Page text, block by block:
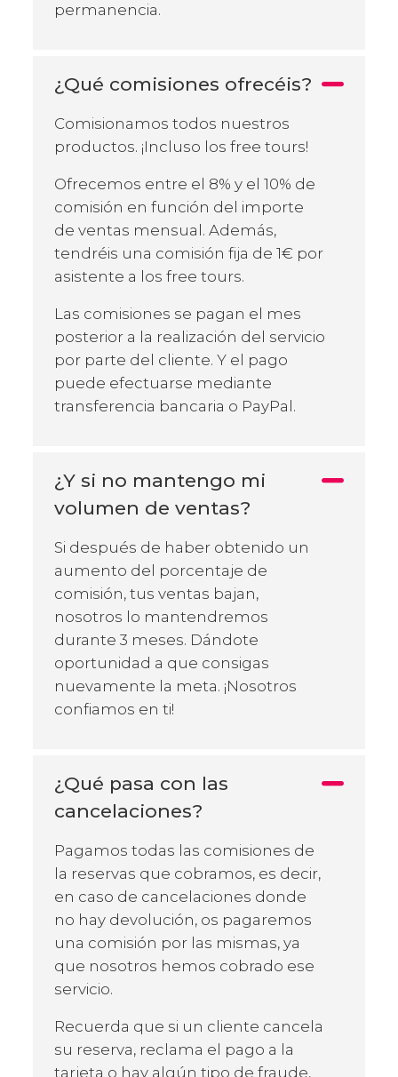
permanencia.
¿Qué comisiones ofrecéis?
Comisionamos todos nuestros
productos. ¡Incluso los free tours!
Ofrecemos entre el 8% y el 10% de
comisión en función del importe
de ventas mensual. Además,
tendréis una comisión fija de 1€ por
asistente a los free tours.
Las comisiones se pagan el mes
posterior a la realización del servicio
por parte del cliente. Y el pago
puede efectuarse mediante
transferencia bancaria o PayPal.
¿Y si no mantengo mi
volumen de ventas?
Si después de haber obtenido un
aumento del porcentaje de
comisión, tus ventas bajan,
nosotros lo mantendremos
durante 3 meses. Dándote
oportunidad a que consigas
nuevamente la meta. ¡Nosotros
confiamos en ti!
¿Qué pasa con las
cancelaciones?
Pagamos todas las comisiones de
la reservas que cobramos, es decir,
en caso de cancelaciones donde
no hay devolución, os pagaremos
una comisión por las mismas, ya
que nosotros hemos cobrado ese
servicio.
Recuerda que si un cliente cancela
su reserva, reclama el pago a la
tarjeta o hay algún tipo de fraude,